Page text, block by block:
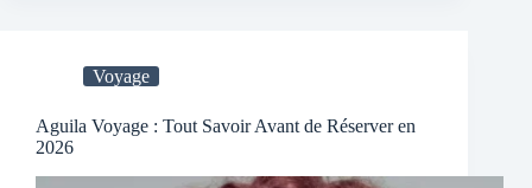
Voyage
Aguila Voyage : Tout Savoir Avant de Réserver en
2026